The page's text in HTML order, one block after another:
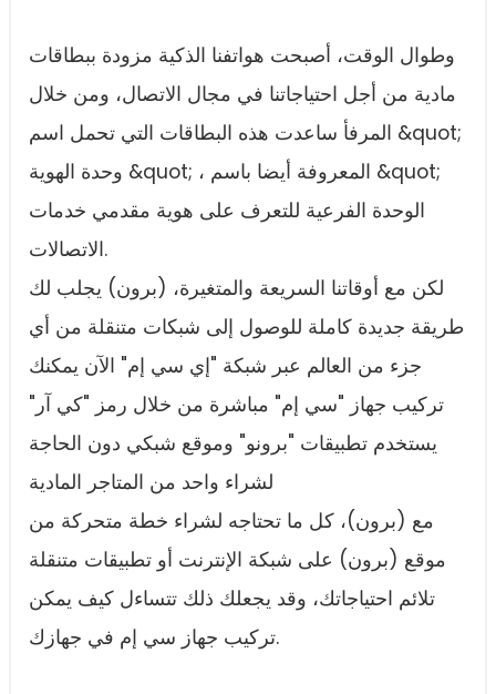
وطوال الوقت، أصبحت هواتفنا الذكية مزودة ببطاقات
مادية من أجل احتياجاتنا في مجال الاتصال، ومن خلال
المرفأ ساعدت هذه البطاقات التي تحمل اسم &quot;
وحدة الهوية &quot; ، المعروفة أيضا باسم &quot;
الوحدة الفرعية للتعرف على هوية مقدمي خدمات
الاتصالات.
لكن مع أوقاتنا السريعة والمتغيرة، (برون) يجلب لك
طريقة جديدة كاملة للوصول إلى شبكات متنقلة من أي
جزء من العالم عبر شبكة "إي سي إم" الآن يمكنك
تركيب جهاز "سي إم" مباشرة من خلال رمز "كي آر"
يستخدم تطبيقات "برونو" وموقع شبكي دون الحاجة
لشراء واحد من المتاجر المادية
مع (برون)، كل ما تحتاجه لشراء خطة متحركة من
موقع (برون) على شبكة الإنترنت أو تطبيقات متنقلة
تلائم احتياجاتك، وقد يجعلك ذلك تتساءل كيف يمكن
تركيب جهاز سي إم في جهازك.